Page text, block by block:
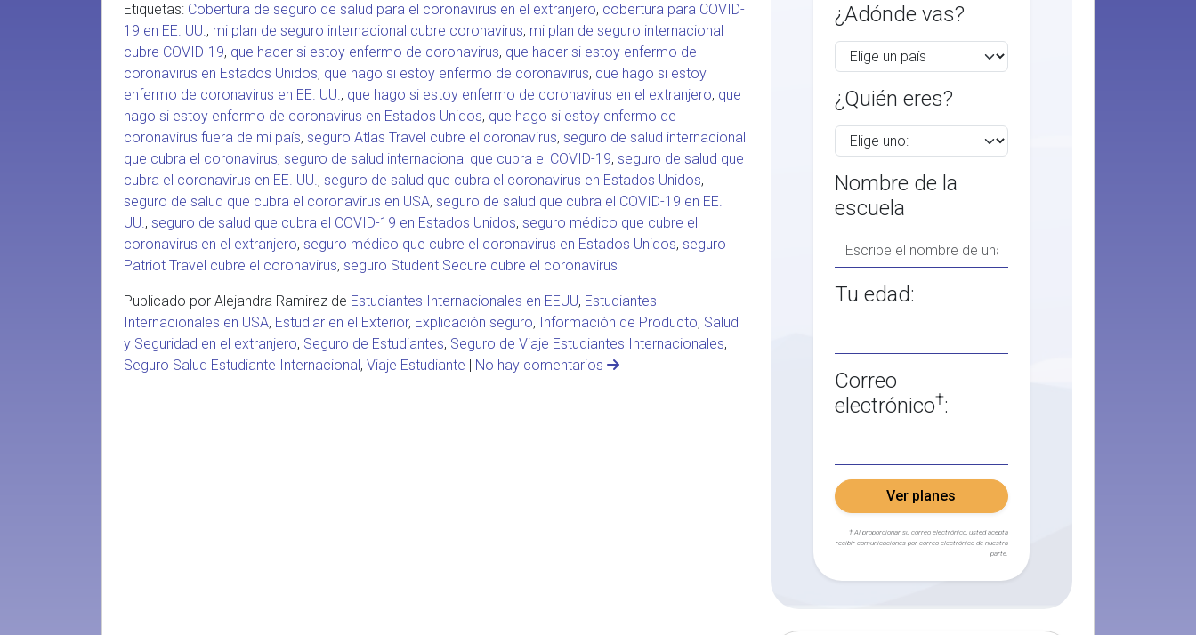
Etiquetas: Cobertura de seguro de salud para el coronavirus en el extranjero, cobertura para COVID-
19 en EE. UU., mi plan de seguro internacional cubre coronavirus, mi plan de seguro internacional
cubre COVID-19, que hacer si estoy enfermo de coronavirus, que hacer si estoy enfermo de
coronavirus en Estados Unidos, que hago si estoy enfermo de coronavirus, que hago si estoy
enfermo de coronavirus en EE. UU., que hago si estoy enfermo de coronavirus en el extranjero, que
hago si estoy enfermo de coronavirus en Estados Unidos, que hago si estoy enfermo de
coronavirus fuera de mi país, seguro Atlas Travel cubre el coronavirus, seguro de salud internacional
que cubra el coronavirus, seguro de salud internacional que cubra el COVID-19, seguro de salud que
cubra el coronavirus en EE. UU., seguro de salud que cubra el coronavirus en Estados Unidos,
seguro de salud que cubra el coronavirus en USA, seguro de salud que cubra el COVID-19 en EE.
UU., seguro de salud que cubra el COVID-19 en Estados Unidos, seguro médico que cubre el
coronavirus en el extranjero, seguro médico que cubre el coronavirus en Estados Unidos, seguro
Patriot Travel cubre el coronavirus, seguro Student Secure cubre el coronavirus
Publicado por Alejandra Ramirez de Estudiantes Internacionales en EEUU, Estudiantes
Internacionales en USA, Estudiar en el Exterior, Explicación seguro, Información de Producto, Salud
y Seguridad en el extranjero, Seguro de Estudiantes, Seguro de Viaje Estudiantes Internacionales,
Seguro Salud Estudiante Internacional, Viaje Estudiante | No hay comentarios
¿Adónde vas?
¿Quién eres?
Nombre de la
escuela
Tu edad:
Correo
electrónico†:
Ver planes
† Al proporcionar su correo electrónico, usted acepta
recibir comunicaciones por correo electrónico de nuestra
parte.